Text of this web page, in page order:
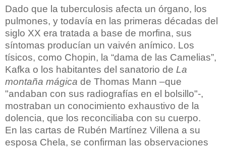
Dado que la tuberculosis afecta un órgano, los
pulmones, y todavía en las primeras décadas del
siglo XX era tratada a base de morfina, sus
síntomas producían un vaivén anímico. Los
tísicos, como Chopin, la “dama de las Camelias”,
Kafka o los habitantes del sanatorio de La
montaña mágica de Thomas Mann –que
"andaban con sus radiografías en el bolsillo"-,
mostraban un conocimiento exhaustivo de la
dolencia, que los reconciliaba con su cuerpo.
En las cartas de Rubén Martínez Villena a su
esposa Chela, se confirman las observaciones